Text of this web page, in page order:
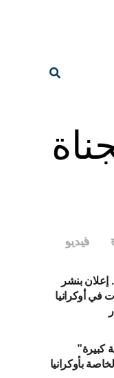
فيديو
بنشر
في أوكرانيا
كبيرة”
بأوكرانيا